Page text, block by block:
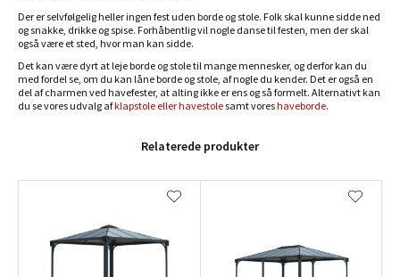
Der er selvfølgelig heller ingen fest uden borde og stole. Folk skal kunne sidde ned
og snakke, drikke og spise. Forhåbentlig vil nogle danse til festen, men der skal
også være et sted, hvor man kan sidde.
Det kan være dyrt at leje borde og stole til mange mennesker, og derfor kan du
med fordel se, om du kan låne borde og stole, af nogle du kender. Det er også en
del af charmen ved havefester, at alting ikke er ens og så formelt. Alternativt kan
du se vores udvalg afklapstole eller havestole samt voreshaveborde.
Relaterede produkter